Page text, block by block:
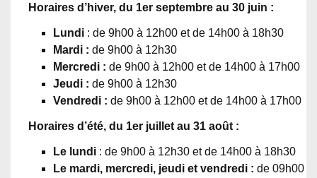
Horaires d’hiver, du 1er septembre au 30 juin :
Lundi : de 9h00 à 12h00 et de 14h00 à 18h30
Mardi : de 9h00 à 12h30
Mercredi : de 9h00 à 12h00 et de 14h00 à 17h00
Jeudi : de 9h00 à 12h30
Vendredi : de 9h00 à 12h00 et de 14h00 à 17h00
Horaires d’été, du 1er juillet au 31 août :
Le lundi : de 9h00 à 12h30 et de 14h00 à 18h30
Le mardi, mercredi, jeudi et vendredi : de 09h00